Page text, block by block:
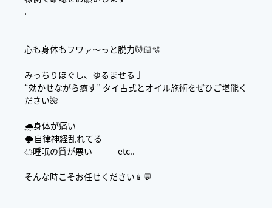
.
心も身体もフワァ〜っと脱力💆🏻🫧
みっちりほぐし、ゆるませる♩
“効かせながら癒す” タイ古式とオイル施術をぜひご堪能く
ださい🌺
🌧️身体が痛い
🌩️自律神経乱れてる
☁️睡眠の質が悪い etc..
そんな時こそお任せください📱💬